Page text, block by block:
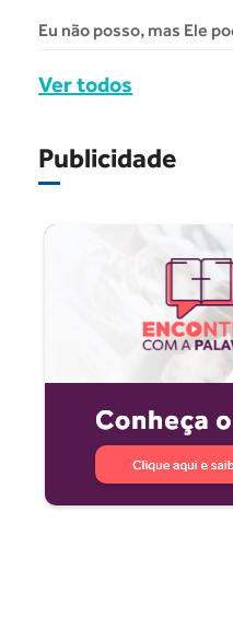
Eu não posso, mas Ele
Ver todos
Publicidade